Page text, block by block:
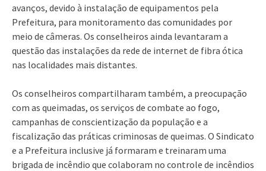
avanços, devido à instalação de equipamentos pela
Prefeitura, para monitoramento das comunidades por
meio de câmeras. Os conselheiros ainda levantaram a
questão das instalações da rede de internet de fibra ótica
nas localidades mais distantes.
Os conselheiros compartilharam também, a preocupação
com as queimadas, os serviços de combate ao fogo,
campanhas de conscientização da população e a
fiscalização das práticas criminosas de queimas. O Sindicato
e a Prefeitura inclusive já formaram e treinaram uma
brigada de incêndio que colaboram no controle de incêndios